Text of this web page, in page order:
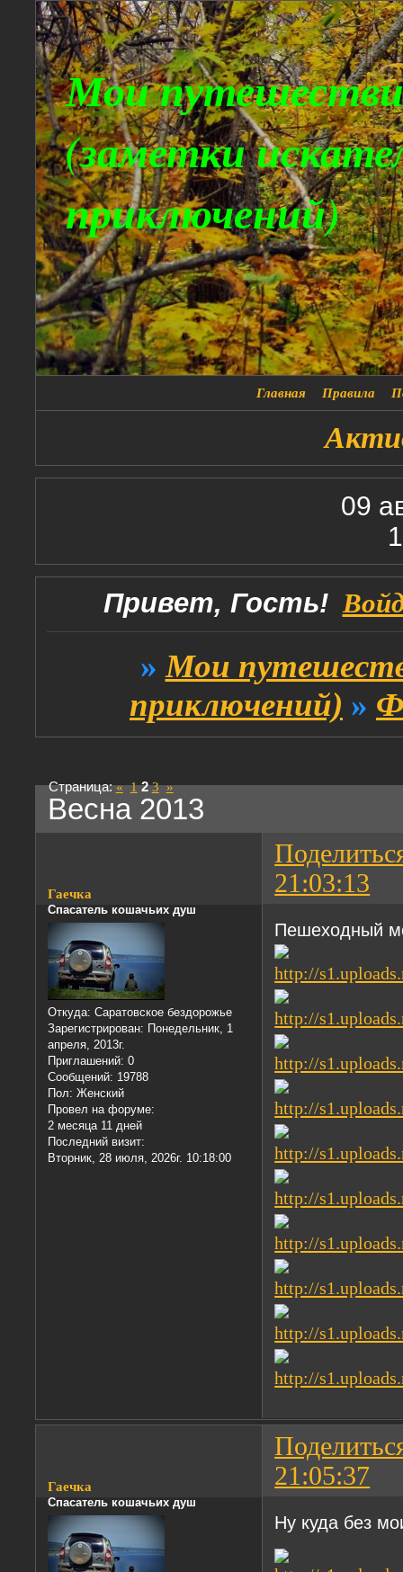
Мои
(заметки
приключений)
Главная Правила
09
Привет, Гость!
» Мои
приключений) »
Весна 2013
Страница:« 1 2 3 »
21:03:13
Гаечка
Спасатель кошачьих душ
Откуда: Саратовское бездорожье
Зарегистрирован: Понедельник, 1
апреля, 2013г.
Приглашений: 0
Сообщений: 19788
Пол: Женский
Провел на форуме:
2 месяца 11 дней
Последний визит:
Вторник, 28 июля, 2026г. 10:18:00
Пешеходный
21:05:37
Гаечка
Спасатель кошачьих душ
Ну куда без